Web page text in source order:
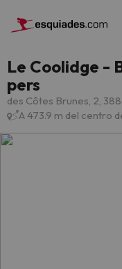
Le Coolidge -
pers
des Côtes Brunes, 2,
A 473.9 m del centro